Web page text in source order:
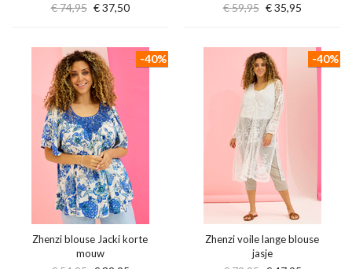
€ 74,95 € 37,50 € 59,95 € 35,95
Zhenzi blouse Jacki korte
mouw
-40%
Zhenzi voile lange blouse
jasje
-40%